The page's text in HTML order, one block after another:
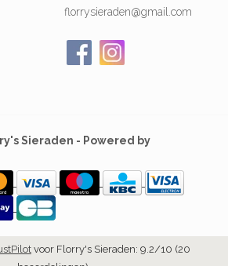
florrysieraden@gmail.com
Sieraden - Powered by
voor Florry's Sieraden: 9.2/10 (20